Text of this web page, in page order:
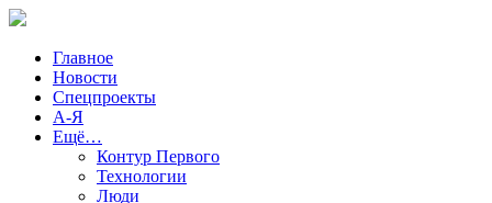
Главное
Новости
Спецпроекты
А-Я
Ещё…
Контур Первого
Технологии
Люди